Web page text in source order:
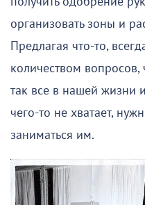
организовать зоны и
Предлагая что-то,
количеством
так все в нашей жизни
чего-то не хватает,
заниматься им.